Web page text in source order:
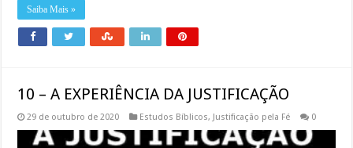
Saiba Mais »
10 – A EXPERIÊNCIA DA JUSTIFICAÇÃO
29 de outubro de 2020 Estudos Bíblicos, Justificação pela Fé 0